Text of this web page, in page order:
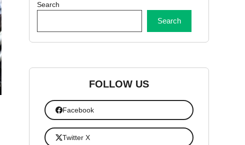
Search
Search
FOLLOW US
Facebook
Twitter X